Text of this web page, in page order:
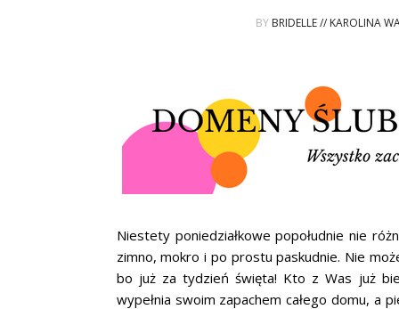
BY BRIDELLE // KAROLINA
Niestety poniedziałkowe popołudnie nie
zimno, mokro i po prostu paskudnie. Nie
bo już za tydzień święta! Kto z Was już
wypełnia swoim zapachem całego domu, a